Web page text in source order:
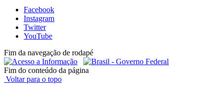
Facebook
Instagram
Twitter
YouTube
Fim da navegação de rodapé
Fim do conteúdo da página
Voltar para o topo